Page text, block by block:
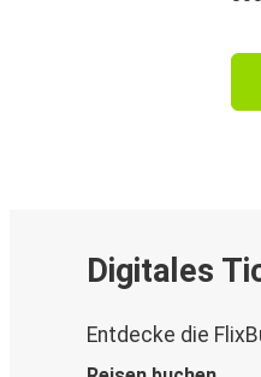
Digitales
Entdecke die